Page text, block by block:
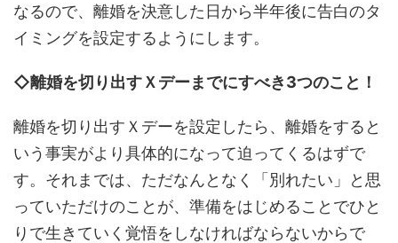
なるので、離婚を決意した日から半年後に告白のタ
イミングを設定するようにします。
◇離婚を切り出すＸデーまでにすべき3つのこと！
離婚を切り出すＸデーを設定したら、離婚をすると
いう事実がより具体的になって迫ってくるはずで
す。それまでは、ただなんとなく「別れたい」と思
っていただけのことが、準備をはじめることでひと
りで生きていく覚悟をしなければならないからで